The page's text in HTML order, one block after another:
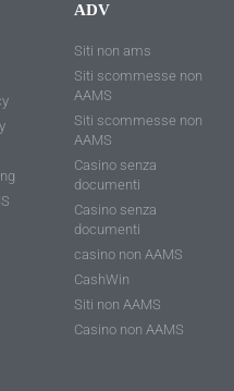
ADV
Siti non ams
Siti scommesse non
AAMS
Siti scommesse non
AAMS
Casino senza
documenti
Casino senza
documenti
casino non AAMS
CashWin
Siti non AAMS
Casino non AAMS